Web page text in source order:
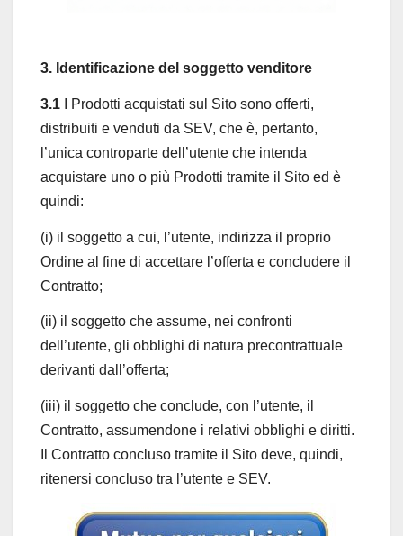
3. Identificazione del soggetto venditore
3.1 I Prodotti acquistati sul Sito sono offerti,
distribuiti e venduti da SEV, che è, pertanto,
l’unica controparte dell’utente che intenda
acquistare uno o più Prodotti tramite il Sito ed è
quindi:
(i) il soggetto a cui, l’utente, indirizza il proprio
Ordine al fine di accettare l’offerta e concludere il
Contratto;
(ii) il soggetto che assume, nei confronti
dell’utente, gli obblighi di natura precontrattuale
derivanti dall’offerta;
(iii) il soggetto che conclude, con l’utente, il
Contratto, assumendone i relativi obblighi e diritti.
Il Contratto concluso tramite il Sito deve, quindi,
ritenersi concluso tra l’utente e SEV.